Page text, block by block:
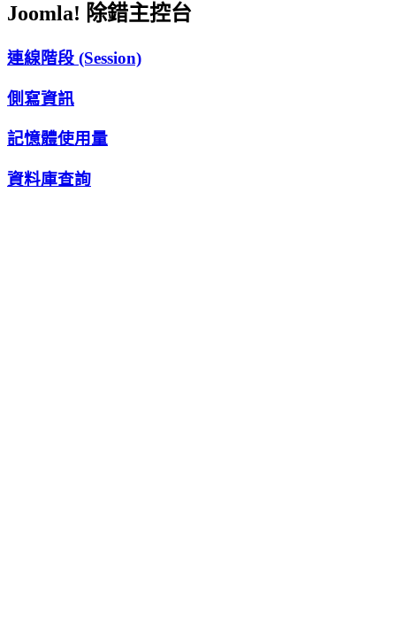
Joomla! 除錯主控台
連線階段 (Session)
側寫資訊
記憶體使用量
資料庫查詢